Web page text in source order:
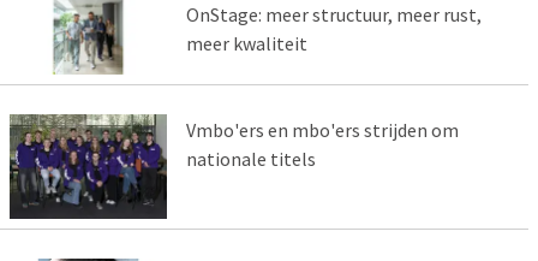
OnStage: meer structuur, meer rust,
meer kwaliteit
Vmbo'ers en mbo'ers strijden om
nationale titels